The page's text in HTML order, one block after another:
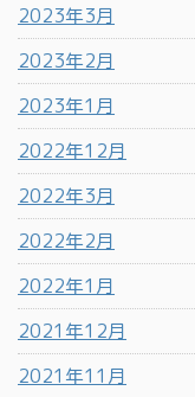
2023年3月
2023年2月
2023年1月
2022年12月
2022年3月
2022年2月
2022年1月
2021年12月
2021年11月